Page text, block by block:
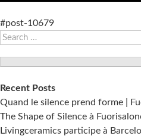
#post-10679
Search
Recent Posts
Quand le silence prend forme |
The Shape of Silence à
Livingceramics participe à